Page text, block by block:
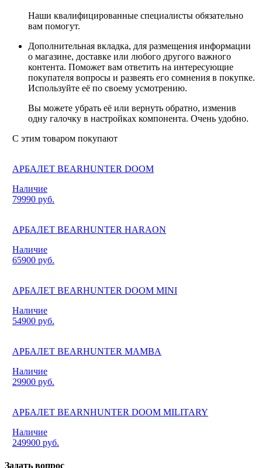
Наши квалифицированные специалисты обязательно
вам помогут.
Дополнительная вкладка, для размещения информации
о магазине, доставке или любого другого важного
контента. Поможет вам ответить на интересующие
покупателя вопросы и развеять его сомнения в покупке.
Используйте её по своему усмотрению.
Вы можете убрать её или вернуть обратно, изменив
одну галочку в настройках компонента. Очень удобно.
С этим товаром покупают
АРБАЛЕТ BEARHUNTER DOOM
Наличие
79990 руб.
АРБАЛЕТ BEARHUNTER HARAON
Наличие
65900 руб.
АРБАЛЕТ BEARHUNTER DOOM MINI
Наличие
54900 руб.
АРБАЛЕТ BEARHUNTER MAMBA
Наличие
29900 руб.
АРБАЛЕТ BEARNHUNTER DOOM MILITARY
Наличие
249900 руб.
Задать вопрос